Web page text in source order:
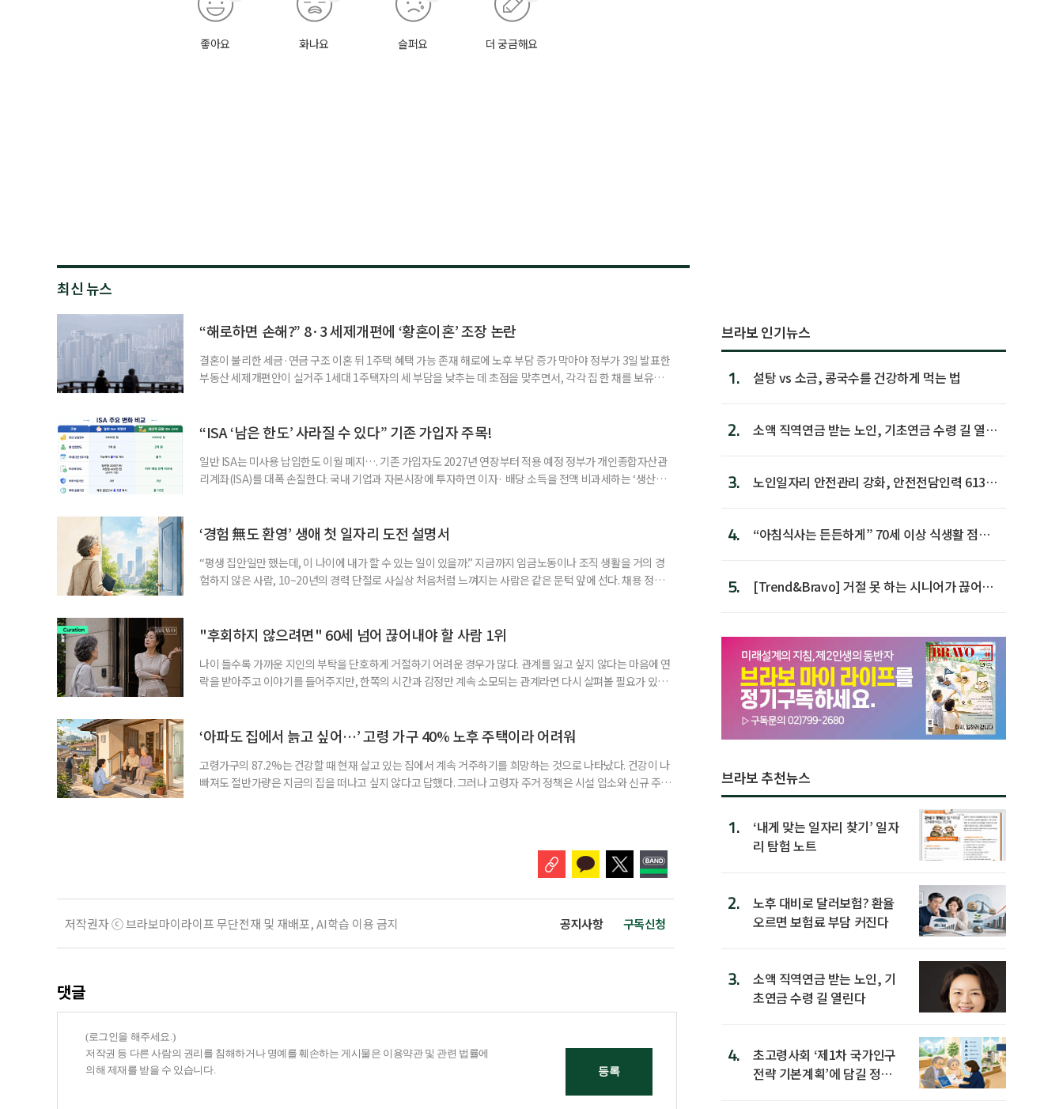
좋아요 화나요 슬퍼요 더 궁금해요
최신 뉴스
“해로하면 손해?” 8·3 세제개편에 ‘황혼이혼’ 조장 논란
결혼이 불리한 세금·연금 구조 이혼 뒤 1주택 혜택 가능 존재 해로에 노후 부담 증가 막아야 정부가 3일 발표한
부동산 세제개편안이 실거주 1세대 1주택자의 세 부담을 낮추는 데 초점을 맞추면서, 각각 집 한 채를 보유한
부가 각자 집 한 채씩을 보유하면 한 세대가 두 채를 가진 것으로 보지만, 실제 이혼해 주거와 생계를 분
“ISA ‘남은 한도’ 사라질 수 있다” 기존 가입자 주목!
일반 ISA는 미사용 납입한도 이월 폐지…. 기존 가입자도 2027년 연장부터 적용 예정 정부가 개인종합자산관
리계좌(ISA)를 대폭 손질한다. 국내 기업과 자본시장에 투자하면 이자· 배당 소득을 전액 비과세하는 ‘생산적
기 때문이다. 지난 3일 발표된 세제개편안이 국회 통과 후 그대로 시행된다면 법 시행 전 본
‘경험 無도 환영’ 생애 첫 일자리 도전 설명서
“평생 집안일만 했는데, 이 나이에 내가 할 수 있는 일이 있을까.” 지금까지 임금노동이나 조직 생활을 거의 경
험하지 않은 사람, 10~20년의 경력 단절로 사실상 처음처럼 느껴지는 사람은 같은 문턱 앞에 선다. 채용 정보를
경험이 풍부한 고령자는 중요한 국가 자원이다. 박경하 한국노인인력개발원 선임연구위
"후회하지 않으려면" 60세 넘어 끊어내야 할 사람 1위
나이 들수록 가까운 지인의 부탁을 단호하게 거절하기 어려운 경우가 많다. 관계를 잃고 싶지 않다는 마음에 연
락을 받아주고 이야기를 들어주지만, 한쪽의 시간과 감정만 계속 소모되는 관계라면 다시 살펴볼 필요가 있다.
게 여기며, 거절하는 순간 태도를 바꾸는 행동도 건강한 관계와는 거리가 멀다. 믿고 털어놓은 개인사나 약점을
‘아파도 집에서 늙고 싶어…’ 고령 가구 40% 노후 주택이라 어려워
고령가구의 87.2%는 건강할 때 현재 살고 있는 집에서 계속 거주하기를 희망하는 것으로 나타났다. 건강이 나
빠져도 절반가량은 지금의 집을 떠나고 싶지 않다고 답했다. 그러나 고령자 주거 정책은 시설 입소와 신규 주택
저작권자 ⓒ 브라보마이라이프 무단전재 및 재배포, AI학습 이용 금지 공지사항 구독신청
댓글
브라보 인기뉴스
1. 설탕 vs 소금, 콩국수를 건강하게 먹는 법
2.
소액 직역연금 받는 노인, 기초연금 수령 길 열린
3.
노인일자리 안전관리 강화, 안전전담인력 613명
4.
“아침식사는 든든하게” 70세 이상 식생활 점수
5.
[Trend&Bravo] 거절 못 하는 시니어가 끊어야
브라보 추천뉴스
1.
‘내게 맞는 일자리 찾기’ 일자
리 탐험 노트
2.
노후 대비로 달러보험? 환율
오르면 보험료 부담 커진다
3.
소액 직역연금 받는 노인, 기
초연금 수령 길 열린다
4.
초고령사회 ‘제1차 국가인구
전략 기본계획’에 담길 정책